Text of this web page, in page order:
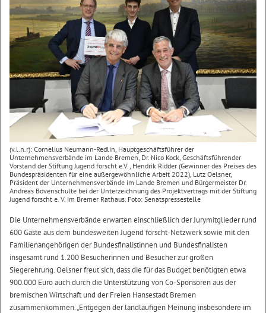
(v.l.n.r): Cornelius Neumann-Redlin, Hauptgeschäftsführer der
Unternehmensverbände im Lande Bremen, Dr. Nico Kock, Geschäftsführender
Vorstand der Stiftung Jugend forscht e.V., Hendrik Ridder (Gewinner des Preises des
Bundespräsidenten für eine außergewöhnliche Arbeit 2022), Lutz Oelsner,
Präsident der Unternehmensverbände im Lande Bremen und Bürgermeister Dr.
Andreas Bovenschulte bei der Unterzeichnung des Projektvertrags mit der Stiftung
Jugend forscht e. V. im Bremer Rathaus. Foto: Senatspressestelle
Die Unternehmensverbände erwarten einschließlich der Jurymitglieder rund
600 Gäste aus dem bundesweiten Jugend forscht-Netzwerk sowie mit den
Familienangehörigen der Bundesfinalistinnen und Bundesfinalisten
insgesamt rund 1.200 Besucherinnen und Besucher zur großen
Siegerehrung. Oelsner freut sich, dass die für das Budget benötigten etwa
900.000 Euro auch durch die Unterstützung von Co-Sponsoren aus der
bremischen Wirtschaft und der Freien Hansestadt Bremen
zusammenkommen. „Entgegen der landläufigen Meinung insbesondere im